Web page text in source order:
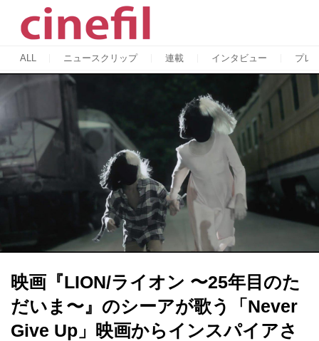
ALL ニュースクリップ 連載 インタビュー プレ
映画『LION/ライオン 〜25年目のた
だいま〜』のシーアが歌う「Never
Give Up」映画からインスパイアさ